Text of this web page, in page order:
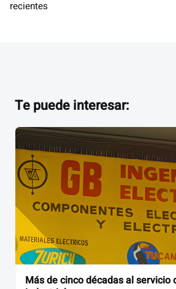
recientes
Te puede interesar:
Más de cinco décadas al servicio